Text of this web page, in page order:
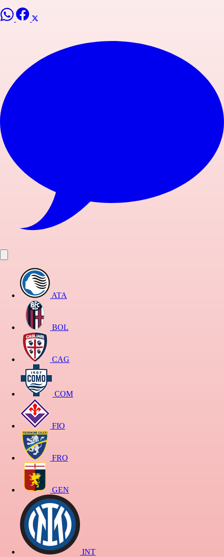
ATA
BOL
CAG
COM
FIO
FRO
GEN
INT